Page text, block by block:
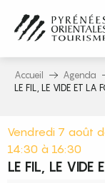
contenu
principal
Accueil
Agenda
LE FIL, LE VIDE ET LA
Vendredi 7 août
14:30 à 16:30
LE FIL, LE VIDE